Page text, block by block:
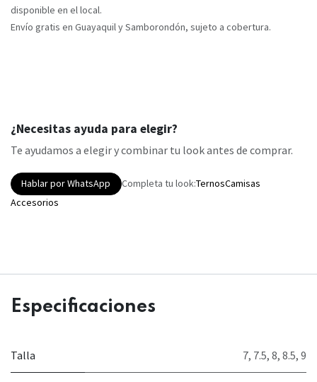
disponible en el local.
Envío gratis en Guayaquil y Samborondón, sujeto a cobertura.
¿Necesitas ayuda para elegir?
Te ayudamos a elegir y combinar tu look antes de comprar.
Hablar por WhatsApp Completa tu look:TernosCamisas
Accesorios
Especificaciones
Talla 7, 7.5, 8, 8.5, 9